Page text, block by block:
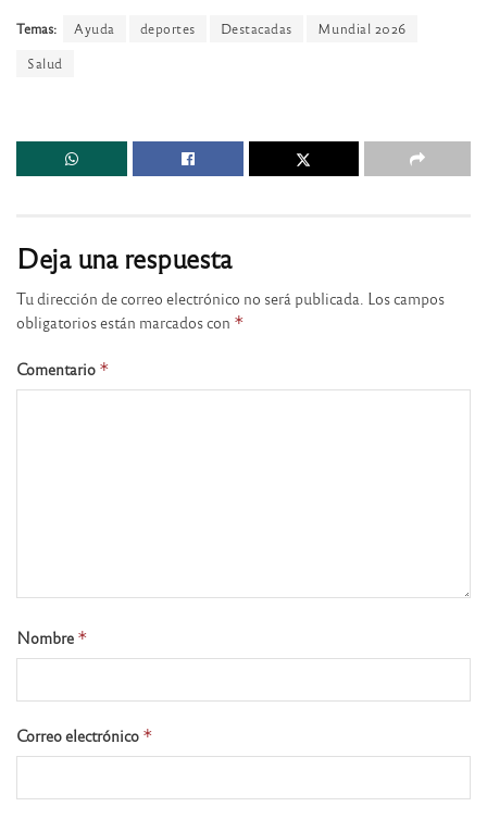
Temas: Ayuda deportes Destacadas
Mundial 2026
Salud
Deja una respuesta
Tu dirección de correo electrónico no será publicada. Los campos
obligatorios están marcados con *
Comentario *
Nombre *
Correo electrónico *